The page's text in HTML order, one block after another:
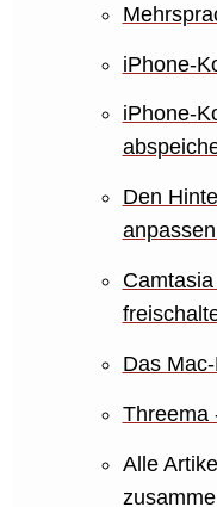
iPhone-
iPhone-
Den
Das
Threema
Alle Artikel